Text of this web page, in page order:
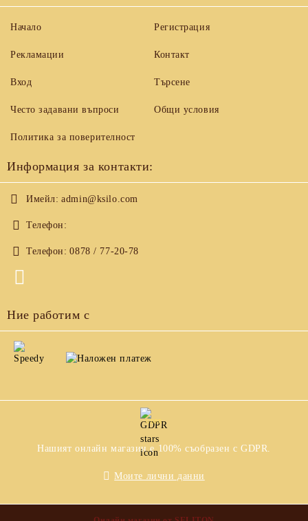
Начало
Рекламации
Вход
Често задавани въпроси
Регистрация
Контакт
Търсене
Общи условия
Политика за поверителност
Информация за контакти:
Имейл: admin@ksilo.com
Телефон:
Телефон: 0878 / 77-20-78
Ние работим с
GDPR
Нашият онлайн магазин е 100% съобразен с GDPR.
Моите лични данни